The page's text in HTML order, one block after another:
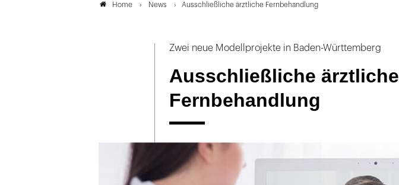
Home News Ausschließliche ärztliche Fernbehandlung
Zwei neue Modellprojekte in Baden-Württemberg
Ausschließliche ärztliche
Fernbehandlung